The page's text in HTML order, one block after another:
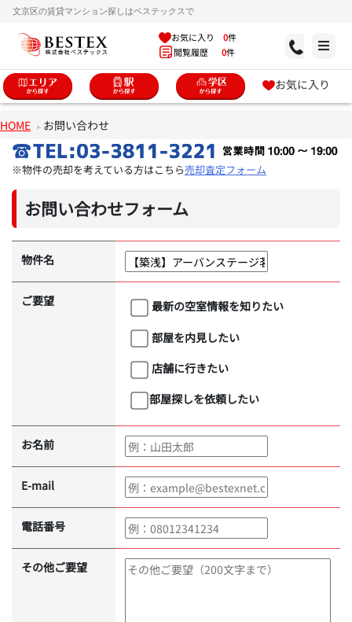
文京区の賃貸マンション探しはベステックスで
お気に入り 0件
閲覧履歴 0件
お気に入り
HOME お問い合わせ
※物件の売却を考えている方はこちら売却査定フォーム
お問い合わせフォーム
物件名
ご要望
最新の空室情報を知りたい
部屋を内見したい
店舗に行きたい
部屋探しを依頼したい
お名前
E-mail
電話番号
その他ご要望